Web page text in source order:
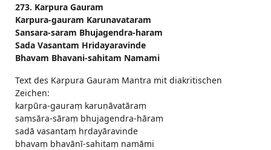
273. Karpura Gauram
Karpura-gauram Karunavataram
Sansara-saram Bhujagendra-haram
Sada Vasantam Hridayaravinde
Bhavam Bhavani-sahitam Namami
Text des Karpura Gauram Mantra mit diakritischen
Zeichen:
karpūra-gauraṃ karuṇāvatāraṃ
saṃsāra-sāraṃ bhujagendra-hāraṃ
sadā vasantaṃ hṛdayāravinde
bhavaṃ bhavānī-sahitaṃ namāmi